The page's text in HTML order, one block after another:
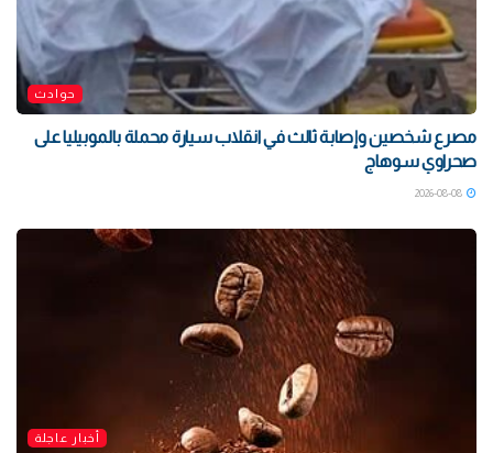
حوادث
مصرع شخصين وإصابة ثالث في انقلاب سيارة محملة بالموبيليا على
صحراوي سوهاج
أخبار عاجلة